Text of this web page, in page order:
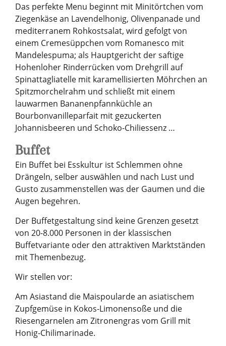
Das perfekte Menu beginnt mit Minitörtchen vom
Ziegenkäse an Lavendelhonig, Olivenpanade und
mediterranem Rohkostsalat, wird gefolgt von
einem Cremesüppchen vom Romanesco mit
Mandelespuma; als Hauptgericht der saftige
Hohenloher Rinderrücken vom Drehgrill auf
Spinattagliatelle mit karamellisierten Möhrchen an
Spitzmorchelrahm und schließt mit einem
lauwarmen Bananenpfannküchle an
Bourbonvanilleparfait mit gezuckerten
Johannisbeeren und Schoko-Chiliessenz …
Buffet
Ein Buffet bei Esskultur ist Schlemmen ohne
Drängeln, selber auswählen und nach Lust und
Gusto zusammenstellen was der Gaumen und die
Augen begehren.
Der Buffetgestaltung sind keine Grenzen gesetzt
von 20-8.000 Personen in der klassischen
Buffetvariante oder den attraktiven Marktständen
mit Themenbezug.
Wir stellen vor:
Am Asiastand die Maispoularde an asiatischem
Zupfgemüse in Kokos-Limonensoße und die
Riesengarnelen am Zitronengras vom Grill mit
Honig-Chilimarinade.